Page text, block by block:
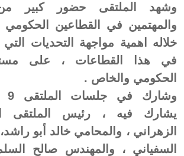
وشهد الملتقى حضور كبير
والمهتمين في القطاعين الحكومي
خلاله اهمية مواجهة التحديات
في هذا القطاعات ، على
الحكومي والخاص .
يشارك فيه ، رئيس الملتقى
الزهراني ، والمحامي خالد أبو
السفياني ، والمهندس صالح